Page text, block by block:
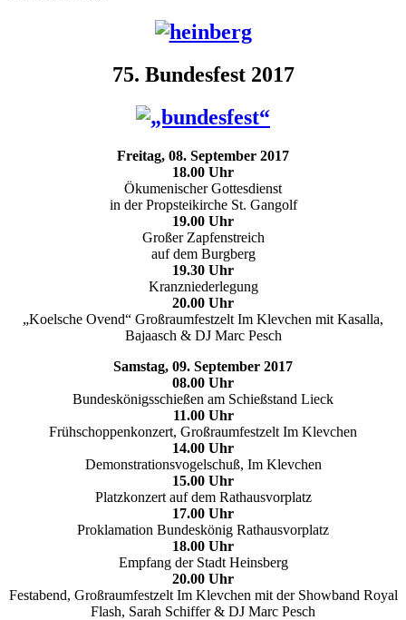
75. Bundesfest 2017
Freitag, 08. September 2017
18.00 Uhr
Ökumenischer Gottesdienst
in der Propsteikirche St. Gangolf
19.00 Uhr
Großer Zapfenstreich
auf dem Burgberg
19.30 Uhr
Kranzniederlegung
20.00 Uhr
„Koelsche Ovend“ Großraumfestzelt Im Klevchen mit Kasalla,
Bajaasch & DJ Marc Pesch
Samstag, 09. September 2017
08.00 Uhr
Bundeskönigsschießen am Schießstand Lieck
11.00 Uhr
Frühschoppenkonzert, Großraumfestzelt Im Klevchen
14.00 Uhr
Demonstrationsvogelschuß, Im Klevchen
15.00 Uhr
Platzkonzert auf dem Rathausvorplatz
17.00 Uhr
Proklamation Bundeskönig Rathausvorplatz
18.00 Uhr
Empfang der Stadt Heinsberg
20.00 Uhr
Festabend, Großraumfestzelt Im Klevchen mit der Showband Royal
Flash, Sarah Schiffer & DJ Marc Pesch